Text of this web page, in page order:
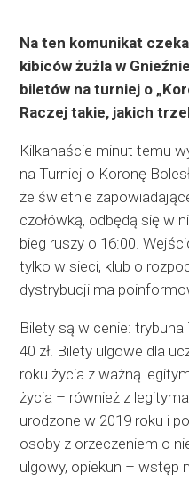
Na ten komunikat
kibiców żużla w
biletów na turniej o
Raczej takie, jakich
Kilkanaście minut temu
na Turniej o Koronę
że świetnie
czołówką, odbędą się w
bieg ruszy o 16:00.
tylko w sieci, klub o
dystrybucji ma
Bilety są w cenie: trybuna
40 zł. Bilety ulgowe dla
roku życia z ważną
życia – również z
urodzone w 2019 roku i
osoby z orzeczeniem o
ulgowy, opiekun – wstęp